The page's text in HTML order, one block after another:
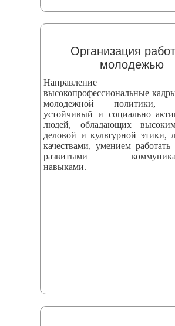
Организация
молодежью
Направление
высокопрофессиональные
молодежной политики,
устойчивый и социально
людей, обладающих
деловой и культурной этики,
качествами, умением
развитыми
навыками.